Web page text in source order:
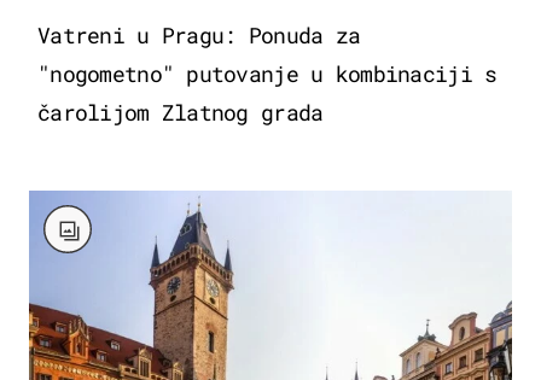
Vatreni u Pragu: Ponuda za
"nogometno" putovanje u kombinaciji s
čarolijom Zlatnog grada